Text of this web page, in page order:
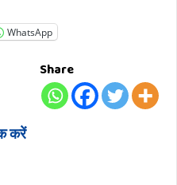
WhatsApp
Share
करें